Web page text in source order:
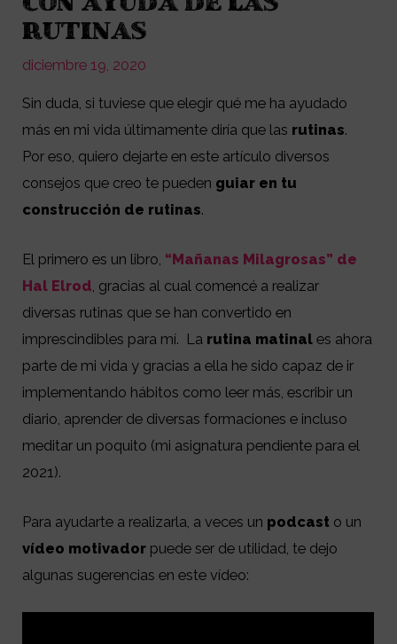
RUTINAS
diciembre 19, 2020
Sin duda, si tuviese que elegir qué me ha ayudado
más en mi vida últimamente diría que las rutinas.
Por eso, quiero dejarte en este artículo diversos
consejos que creo te pueden guiar en tu
construcción de rutinas.
El primero es un libro, “Mañanas Milagrosas” de
Hal Elrod, gracias al cual comencé a realizar
diversas rutinas que se han convertido en
imprescindibles para mí. La rutina matinal es ahora
parte de mi vida y gracias a ella he sido capaz de ir
implementando hábitos como leer más, escribir un
diario, aprender de diversas formaciones e incluso
meditar un poquito (mi asignatura pendiente para el
2021).
Para ayudarte a realizarla, a veces un podcast o un
vídeo motivador puede ser de utilidad, te dejo
algunas sugerencias en este vídeo: